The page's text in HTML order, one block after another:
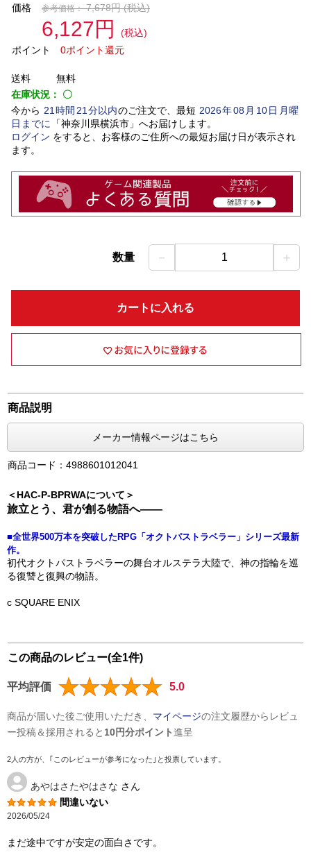
価格 参考価格： 7,678円(税込)
6,127円
(税込)
ポイント
0ポイント還元
送料
無料
在庫状況： 〇
今から 21 時間 21 分以内のご注文で、最短 2026年08 月 10日月曜
日 までに 「神奈川県横浜市」 へお届けします。
ログイン をすると、お客様のご住所への最短お届け日が表示され
ます。
数量 － 1 ＋
カートに入れる
商品説明
メーカー情報ページはこちら
商品コード：4988601012041
＜HAC-P-BPRWAについて＞
旅立とう、君が創る物語へ――
■全世界500万本を突破したRPG「オクトパストラベラー」シリーズ最新
作。
初代オクトパストラベラーの舞台オルステラ大陸で、神の指輪を巡
る復讐と復興の物語。
c SQUARE ENIX
この商品のレビュー(全1件)
平均評価 5.0
商品が届いた後ご使用いただき、 マイページの注文履歴からレビュ
ー投稿＆採用されると 10円分ポイント進呈
2人の方が、｢このレビューが参考になった｣と投票しています。
あやはさたやはさな さん
間違いない
2026/05/24
まだ途中ですが安定の面白さです。